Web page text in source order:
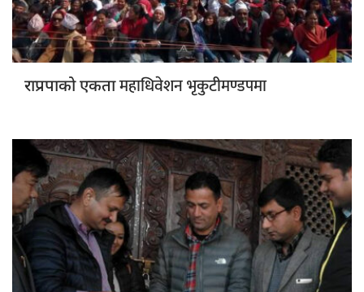
राप्रपाको एकतामहाधिवेशन भृकुटीमण्डपमा